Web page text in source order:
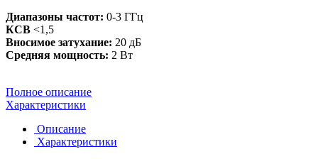
Диапазоны частот: 0-3 ГГц
КСВ <1,5
Вносимое затухание: 20 дБ
Средняя мощность: 2 Вт
Полное описание
Характеристики
Описание
Характеристики